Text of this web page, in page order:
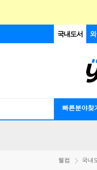
국내도서
빠른분야찾
웰컴 국내